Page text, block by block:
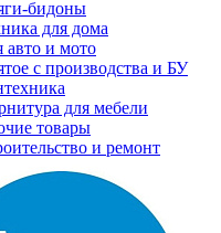
бидоны
для дома
авто и мото
с производства и БУ
для мебели
товары
и ремонт